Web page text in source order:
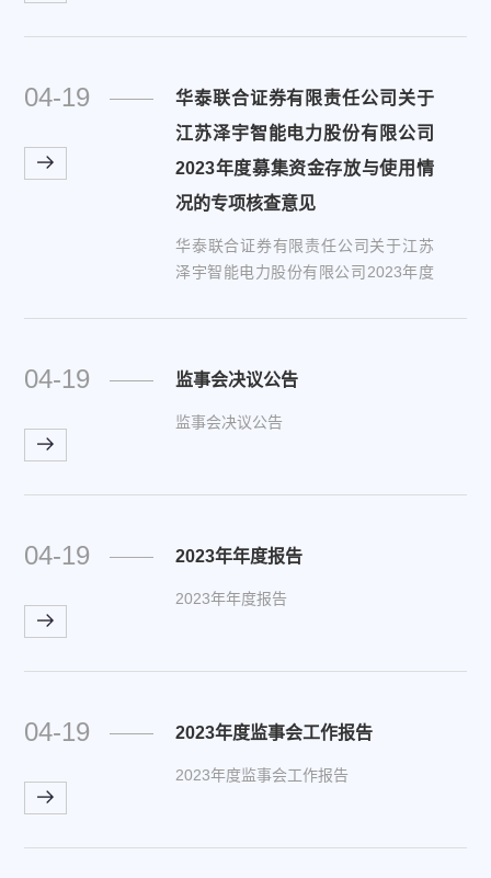
04-19
华泰联合证券有限责任公司关于
江苏泽宇智能电力股份有限公司
2023年度募集资金存放与使用情
况的专项核查意见
华泰联合证券有限责任公司关于江苏
泽宇智能电力股份有限公司2023年度
意见
04-19 监事会决议公告
监事会决议公告
04-19 2023年年度报告
2023年年度报告
04-19 2023年度监事会工作报告
2023年度监事会工作报告